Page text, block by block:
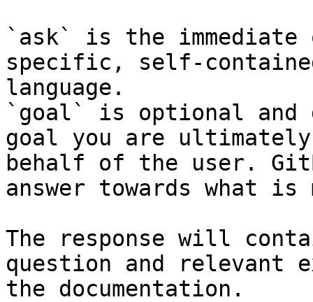
`ask` is the
specific, self-
language.
`goal` is optional and
goal you are
behalf of the user.
answer towards what
The response will
question and relevant
the documentation.